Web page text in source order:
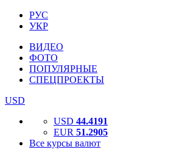
РУС
УКР
ВИДЕО
ФОТО
ПОПУЛЯРНЫЕ
СПЕЦПРОЕКТЫ
USD
USD 44.4191
EUR 51.2905
Все курсы валют